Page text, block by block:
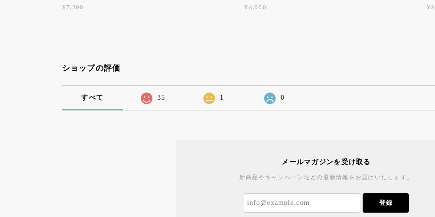
¥7,200 ¥6,000
ショップの評価
すべて 35 1 0
メールマガジンを受け取る
新商品やキャンペーンなどの最新情報をお届けいたします。
登録